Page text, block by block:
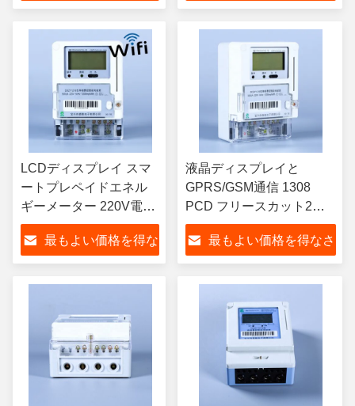
信
LCDディスプレイ スマ
ートプレペイドエネル
ギーメーター 220V電圧
と5A電流管理ソリュー
ション最もよい価格を得な
液晶ディスプレイと
GPRS/GSM通信 1308
PCD フリースカット2の
究極の組み合わせ
最もよい価格を得なさ